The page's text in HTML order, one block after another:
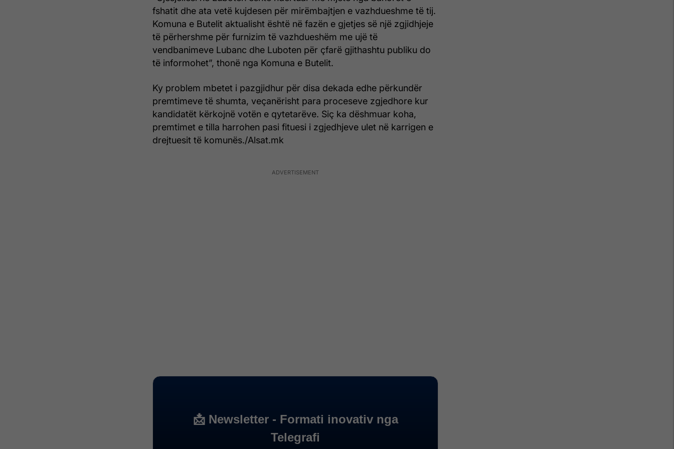
fshatit dhe ata vetë kujdesen për mirëmbajtjen e vazhdueshme të tij.
Komuna e Butelit aktualisht është në fazën e gjetjes së një zgjidhjeje
të përhershme për furnizim të vazhdueshëm me ujë të
vendbanimeve Lubanc dhe Luboten për çfarë gjithashtu publiku do
të informohet”, thonë nga Komuna e Butelit.
Ky problem mbetet i pazgjidhur për disa dekada edhe përkundër
premtimeve të shumta, veçanërisht para proceseve zgjedhore kur
kandidatët kërkojnë votën e qytetarëve. Siç ka dëshmuar koha,
premtimet e tilla harrohen pasi fituesi i zgjedhjeve ulet në karrigen e
drejtuesit të komunës./Alsat.mk